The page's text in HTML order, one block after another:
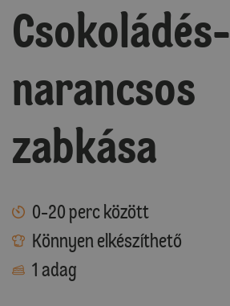
Csokoládés-
narancsos
zabkása
0-20 perc között
Könnyen elkészíthető
1 adag